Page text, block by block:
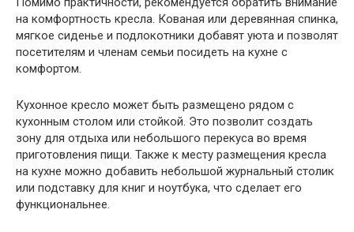
на комфортность кресла. Кованая или деревянная спинка,
мягкое сиденье и подлокотники добавят уюта и позволят
посетителям и членам семьи посидеть на кухне с
комфортом.
Кухонное кресло может быть размещено рядом с
кухонным столом или стойкой. Это позволит создать
зону для отдыха или небольшого перекуса во время
приготовления пищи. Также к месту размещения кресла
на кухне можно добавить небольшой журнальный столик
или подставку для книг и ноутбука, что сделает его
функциональнее.